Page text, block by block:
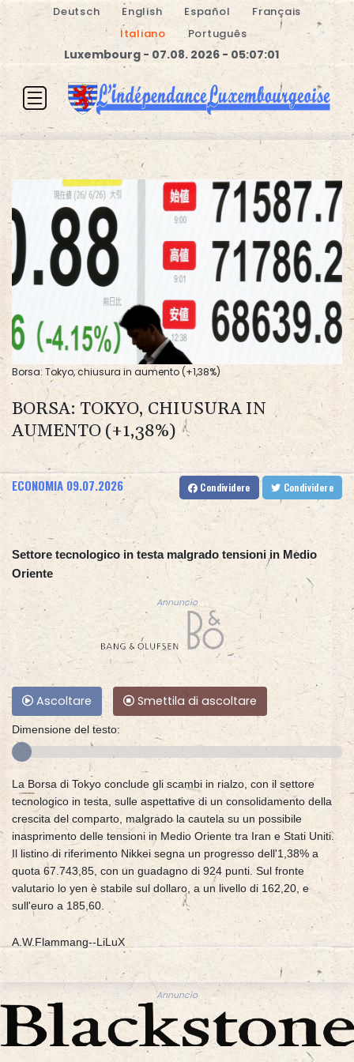
Deutsch English Español
Français
Italiano
Português
Luxembourg - 07.08. 2026 - 05:07:01
Borsa: Tokyo, chiusura in aumento (+1,38%)
BORSA: TOKYO, CHIUSURA IN
AUMENTO (+1,38%)
ECONOMIA 09.07.2026 Condividere Condividere
Settore tecnologico in testa malgrado tensioni in Medio
Oriente
Annuncio
Ascoltare Smettila di ascoltare
Dimensione del testo:
La Borsa di Tokyo conclude gli scambi in rialzo, con il settore
tecnologico in testa, sulle aspettative di un consolidamento della
crescita del comparto, malgrado la cautela su un possibile
inasprimento delle tensioni in Medio Oriente tra Iran e Stati Uniti.
Il listino di riferimento Nikkei segna un progresso dell'1,38% a
quota 67.743,85, con un guadagno di 924 punti. Sul fronte
valutario lo yen è stabile sul dollaro, a un livello di 162,20, e
sull'euro a 185,60.
A.W.Flammang--LiLuX
Annuncio